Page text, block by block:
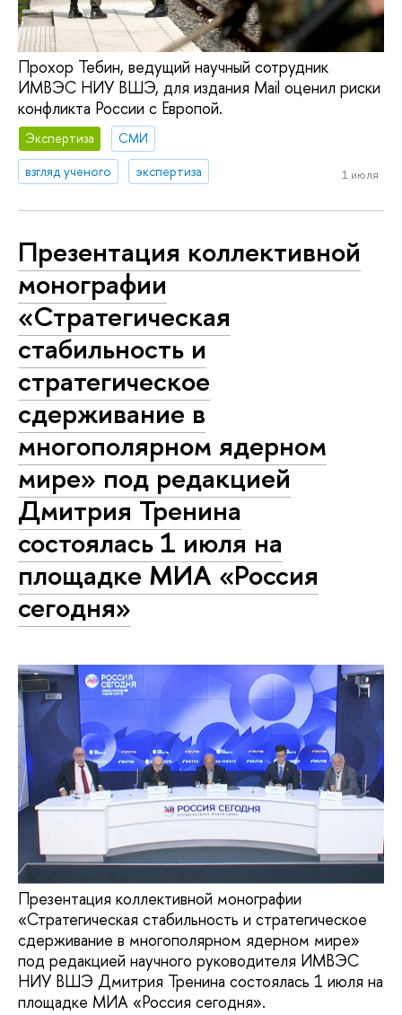
Прохор Тебин, ведущий научный сотрудник
ИМВЭС НИУ ВШЭ, для издания Mail оценил риски
конфликта России с Европой.
Экспертиза
СМИ
взгляд ученого
экспертиза 1 июля
Презентация коллективной
монографии
«Стратегическая
стабильность и
стратегическое
сдерживание в
многополярном ядерном
мире» под редакцией
Дмитрия Тренина
состоялась 1 июля на
площадке МИА «Россия
сегодня»
Презентация коллективной монографии
«Стратегическая стабильность и стратегическое
сдерживание в многополярном ядерном мире»
под редакцией научного руководителя ИМВЭС
НИУ ВШЭ Дмитрия Тренина состоялась 1 июля на
площадке МИА «Россия сегодня».